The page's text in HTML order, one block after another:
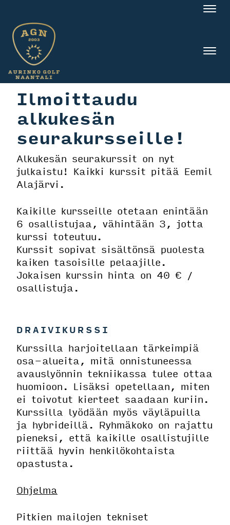
Ilmoittaudu
alkukesän
seurakursseille!
Alkukesän seurakurssit on nyt
julkaistu! Kaikki kurssit pitää Eemil
Alajärvi.
Kaikille kursseille otetaan enintään
6 osallistujaa, vähintään 3, jotta
kurssi toteutuu.
Kurssit sopivat sisältönsä puolesta
kaiken tasoisille pelaajille.
Jokaisen kurssin hinta on 40 € /
osallistuja.
DRAIVIKURSSI
Kurssilla harjoitellaan tärkeimpiä
osa-alueita, mitä onnistuneessa
avauslyönnin tekniikassa tulee ottaa
huomioon. Lisäksi opetellaan, miten
ei toivotut kierteet saadaan kuriin.
Kurssilla lyödään myös väyläpuilla
ja hybrideillä. Ryhmäkoko on rajattu
pieneksi, että kaikille osallistujille
riittää hyvin henkilökohtaista
opastusta.
Ohjelma
Pitkien mailojen tekniset